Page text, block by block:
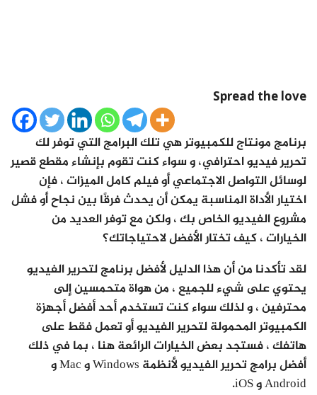
Spread the love
برنامج مونتاج للكمبيوتر هي تلك البرامج التي توفر لك
تحرير فيديو احترافي، و سواء كنت تقوم بإنشاء مقطع قصير
لوسائل التواصل الاجتماعي أو فيلم كامل الميزات ، فإن
اختيار الأداة المناسبة يمكن أن يحدث فرقًا بين نجاح أو فشل
مشروع الفيديو الخاص بك ، ولكن مع توفر العديد من
الخيارات ، كيف تختار الأفضل لاحتياجاتك؟
لقد تأكدنا من أن هذا الدليل لأفضل برنامج لتحرير الفيديو
يحتوي على شيء للجميع ، من هواة متحمسين إلى
محترفين ، و لذلك سواء كنت تستخدم أحد أفضل أجهزة
الكمبيوتر المحمولة لتحرير الفيديو أو تعمل فقط على
هاتفك ، فستجد بعض الخيارات الرائعة هنا ، بما في ذلك
أفضل برامج تحرير الفيديو لأنظمة Windows و Mac و
Android و iOS.